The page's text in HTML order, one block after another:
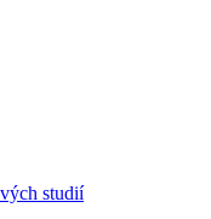
studií